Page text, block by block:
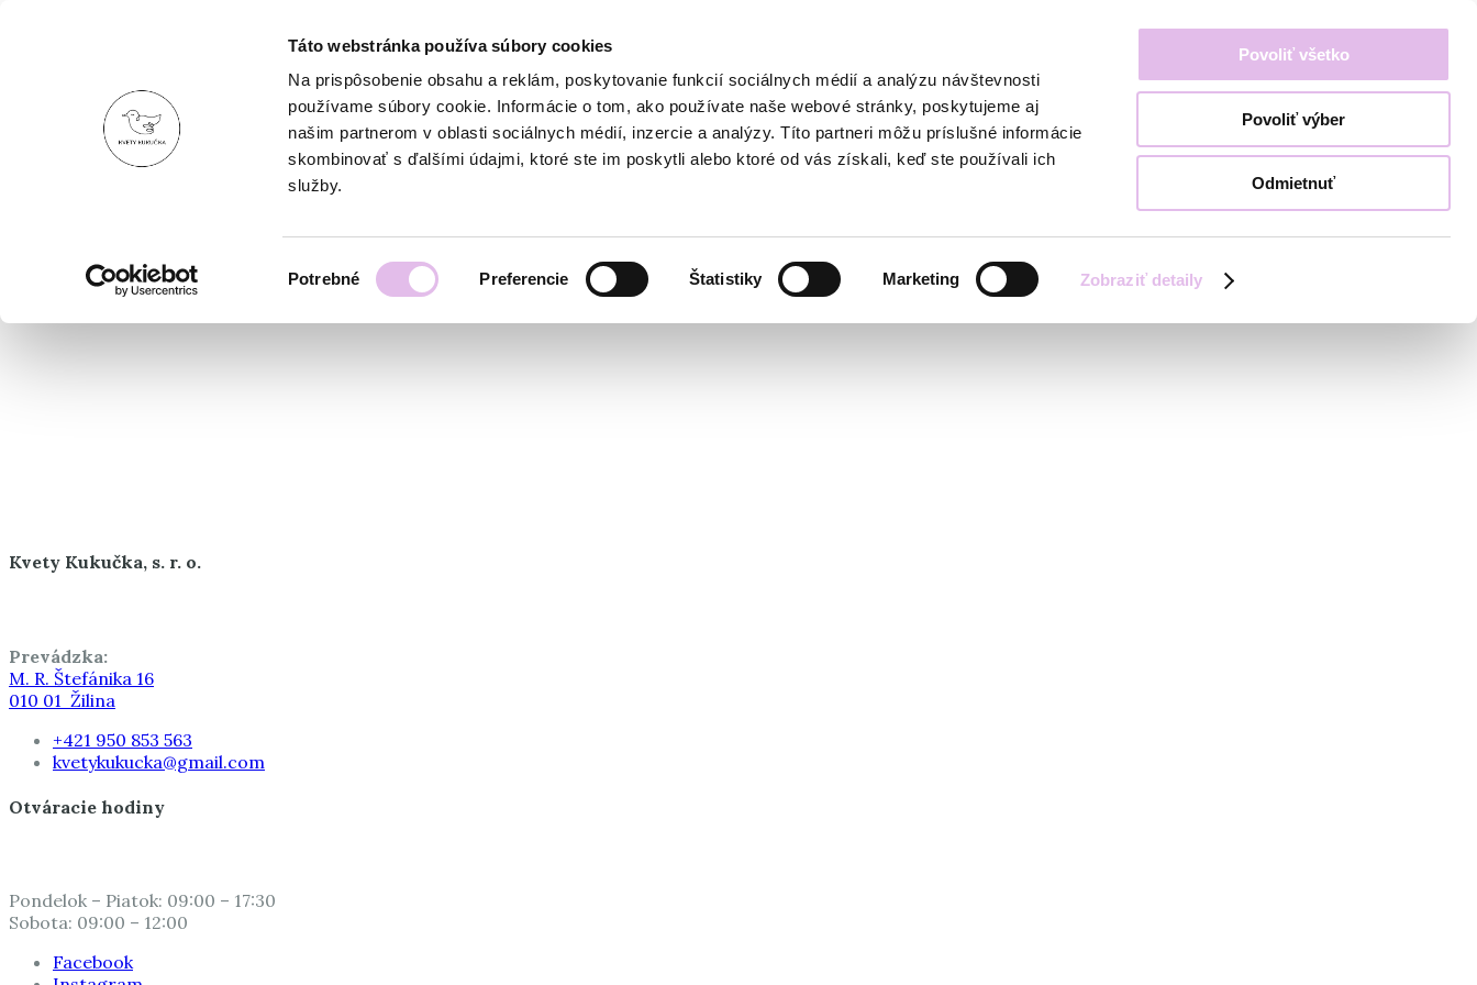
Táto webstránka používa súbory cookies
Na prispôsobenie obsahu a reklám, poskytovanie funkcií sociálnych médií a analýzu návštevnosti
používame súbory cookie. Informácie o tom, ako používate naše webové stránky, poskytujeme aj
našim partnerom v oblasti sociálnych médií, inzercie a analýzy. Títo partneri môžu príslušné informácie
skombinovať s ďalšími údajmi, ktoré ste im poskytli alebo ktoré od vás získali, keď ste používali ich
služby.
Potrebné Preferencie Štatistiky Marketing Zobraziť detaily
Povoliť všetko
Povoliť výber
Odmietnuť
DONÁŠKA
PORTFÓLIO
OBCHOD
Kvety Kukučka, s. r. o.
Prevádzka:
M. R. Štefánika 16
010 01 Žilina
+421 950 853 563
kvetykukucka@gmail.com
Otváracie hodiny
Pondelok – Piatok: 09:00 – 17:30
Sobota: 09:00 – 12:00
Facebook